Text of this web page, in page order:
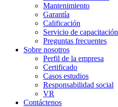
Mantenimiento
Garantía
Calificación
Servicio de capacitación
Preguntas frecuentes
Sobre nosotros
Perfil de la empresa
Certificado
Casos estudios
Responsabilidad social
VR
Contáctenos